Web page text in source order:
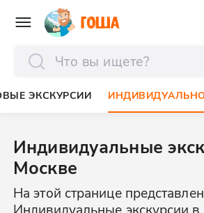
ЭКСКУРСИИ
Индивидуальные
Москве
На этой странице
Индивидуальные экскурсии